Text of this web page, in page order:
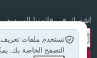
اشترك في قائمتنا البريدية
نستخدم ملفات تعريف
التصفح الخاصة بك.